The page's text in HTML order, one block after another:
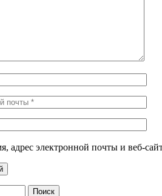
адрес электронной почты и веб-